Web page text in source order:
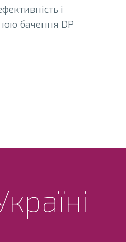
і
бачення DP